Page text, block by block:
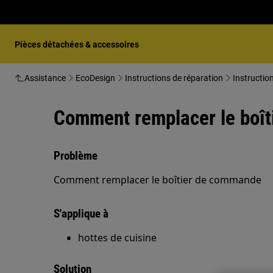
Pièces détachées & accessoires
Assistance EcoDesign Instructions de réparation
Comment remplacer le
Problème
Comment remplacer le boîtier de commande
S'applique à
hottes de cuisine
Solution